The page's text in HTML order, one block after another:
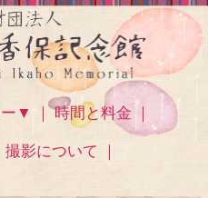
ー▼ ｜ 時間と料金 ｜
撮影について ｜